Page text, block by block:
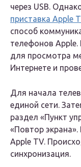
через USB.
приставка Apple
способ
телефонов
для просмотра
Интернете и
Для начала
единой сети.
раздел «Пункт
«Повтор
Apple TV.
синхронизация.